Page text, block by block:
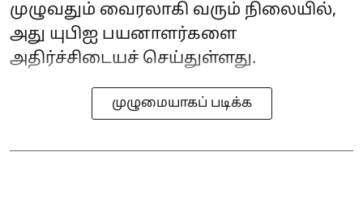
முழுவதும் வைரலாகி வரும் நிலையில்,
அது யுபிஐ பயனாளர்களை
அதிர்ச்சிடையச் செய்துள்ளது.
முழுமையாகப் படிக்க